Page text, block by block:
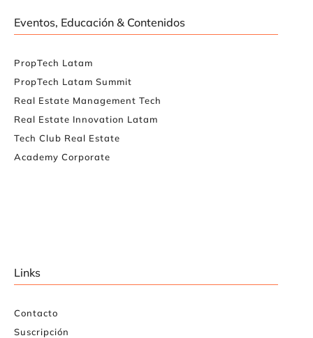
Eventos, Educación & Contenidos
PropTech Latam
PropTech Latam Summit
Real Estate Management Tech
Real Estate Innovation Latam
Tech Club Real Estate
Academy Corporate
Links
Contacto
Suscripción